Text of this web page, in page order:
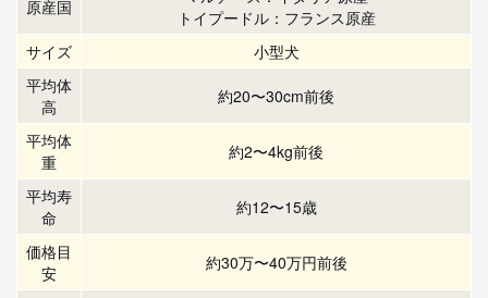
原産国
トイプードル：フランス原産
サイズ
小型犬
平均体
高
約20〜30cm前後
平均体
重
約2〜4kg前後
平均寿
命
約12〜15歳
価格目
安
約30万〜40万円前後